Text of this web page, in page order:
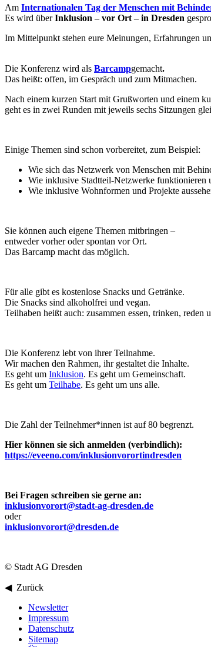
Am Internationalen Tag der Menschen mit
Es wird überInklusion – vor Ort – in Dresden
Im Mittelpunkt stehen eure Meinungen, Erfahrungen
Die Konferenz wird als Barcampgemacht.
Das heißt: offen, im Gespräch und zum Mitmachen.
Nach einem kurzen Start mit Grußworten und einem
geht es in zwei Runden mit jeweils sechs Sitzungen
Einige Themen sind schon vorbereitet, zum Beispiel:
Wie sich das Netzwerk von Menschen mit
Wie inklusive Stadtteil-Netzwerke funktionieren
Wie inklusive Wohnformen und Projekte
Sie können auch eigene Themen mitbringen –
entweder vorher oder spontan vor Ort.
Das Barcamp macht das möglich.
Für alle gibt es kostenlose Snacks und Getränke.
Die Snacks sind alkoholfrei und vegan.
Teilhaben heißt auch: zusammen essen, trinken, reden
Die Konferenz lebt von ihrer Teilnahme.
Wir machen den Rahmen, ihr gestaltet die Inhalte.
Es geht um Inklusion. Es geht um Gemeinschaft.
Es geht um Teilhabe. Es geht um uns alle.
Die Zahl der Teilnehmer*innen ist auf 80 begrenzt.
Hier können sie sich anmelden (verbindlich):
https://eveeno.com/inklusionvorortindresden
Bei Fragen schreiben sie gerne an:
inklusionvorort@stadt-ag-dresden.de
oder
inklusionvorort@dresden.de
© Stadt AG Dresden
◀ Zurück
Newsletter
Impressum
Datenschutz
Sitemap